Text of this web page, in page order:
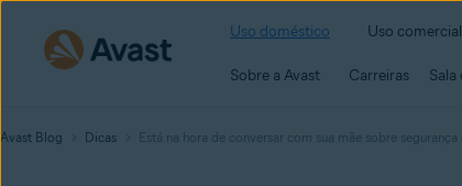
Uso doméstico Uso comercial
Sobre a Avast Carreiras Sala
Avast Blog Dicas Está na hora de conversar com sua mãe sobre